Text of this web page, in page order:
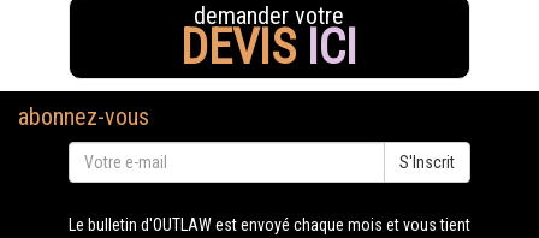
demander votre
DEVIS ICI
abonnez-vous
S'Inscrit
Le bulletin d'OUTLAW est envoyé chaque mois et vous tient